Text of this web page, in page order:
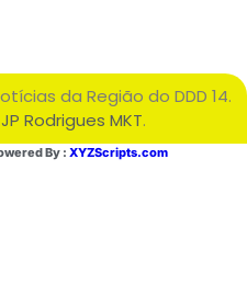
da Região do DDD 14.
JP Rodrigues MKT.
By : XYZScripts.com